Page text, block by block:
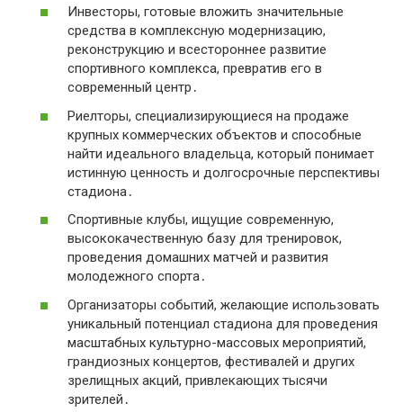
Инвесторы, готовые вложить значительные
средства в комплексную модернизацию,
реконструкцию и всестороннее развитие
спортивного комплекса, превратив его в
современный центр․
Риелторы, специализирующиеся на продаже
крупных коммерческих объектов и способные
найти идеального владельца, который понимает
истинную ценность и долгосрочные перспективы
стадиона․
Спортивные клубы, ищущие современную,
высококачественную базу для тренировок,
проведения домашних матчей и развития
молодежного спорта․
Организаторы событий, желающие использовать
уникальный потенциал стадиона для проведения
масштабных культурно-массовых мероприятий,
грандиозных концертов, фестивалей и других
зрелищных акций, привлекающих тысячи
зрителей․